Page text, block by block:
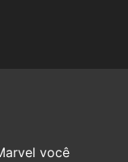
você